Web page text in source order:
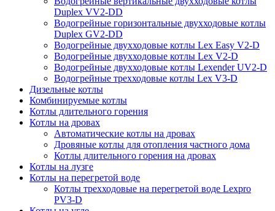
Duplex VV2-DD
Водогрейные горизонтальные двухходовые котлы
Duplex GV2-DD
Водогрейные двухходовые котлы Lex Easy V2-D
Водогрейные двухходовые котлы Lex V2-D
Водогрейные двухходовые котлы Lexender UV2-D
Водогрейные трехходовые котлы Lex V3-D
Дизельные котлы
Комбинируемые котлы
Котлы длительного горения
Котлы на дровах
Автоматические котлы на дровах
Дровяные котлы для отопления частного дома
Котлы длительного горения на дровах
Котлы на лузге
Котлы на перегретой воде
Котлы трехходовые на перегретой воде Lexpro
PV3-D